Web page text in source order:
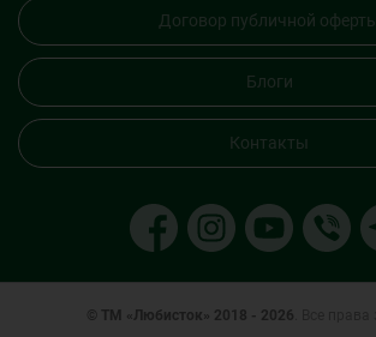
Договор публичной оферты
Блоги
Контакты
© ТМ «Любисток» 2018 - 2026